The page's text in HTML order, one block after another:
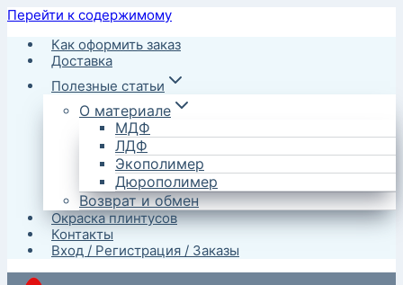
Перейти к содержимому
Как оформить заказ
Доставка
Полезные статьи
О материале
МДФ
ЛДФ
Экополимер
Дюрополимер
Возврат и обмен
Окраска плинтусов
Контакты
Вход / Регистрация / Заказы